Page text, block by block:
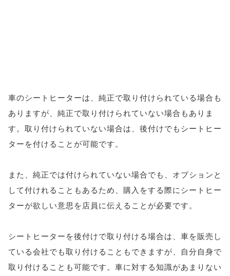
車のシートヒーターは、純正で取り付けられている場合も
ありますが、純正で取り付けられていない場合もありま
す。取り付けられていない場合は、後付けでもシートヒー
ターを付けることが可能です。
また、純正では付けられていない場合でも、オプションと
して付けれることもあるため、購入をする際にシートヒー
ターが欲しい意思を店員に伝えることが必要です。
シートヒーターを後付けで取り付ける場合は、車を販売し
ている会社でも取り付けることもできますが、自分自身で
取り付けることも可能です。車に対する知識があまりない